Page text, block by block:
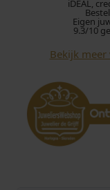
3
9
-
A
r
iDEAL,
Eigen
9.3/10
Bekijk meer